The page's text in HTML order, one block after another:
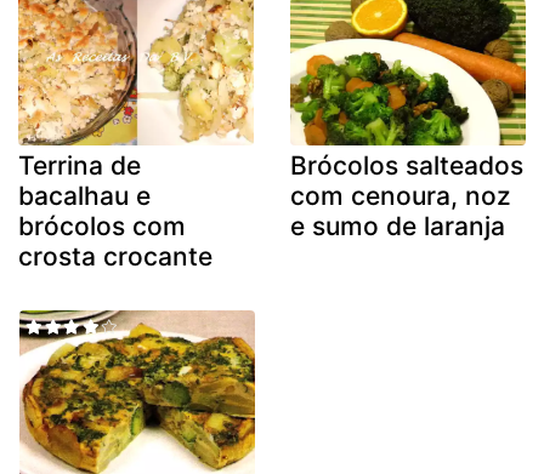
Terrina de
bacalhau e
brócolos com
crosta crocante
Brócolos salteados
com cenoura, noz
e sumo de laranja